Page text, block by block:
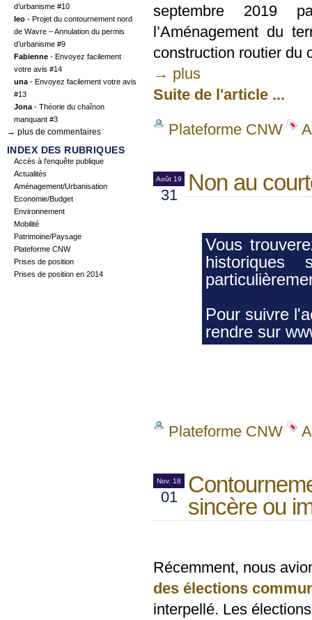
d’urbanisme #10
leo - Projet du contournement nord
de Wavre – Annulation du permis
d’urbanisme #9
Fabienne - Envoyez facilement
votre avis #14
una - Envoyez facilement votre avis
#13
Jona - Théorie du chaînon
manquant #3
→ plus de commentaires
INDEX DES RUBRIQUES
Accès à l'enquête publique
Actualités
Aménagement/Urbanisation
Economie/Budget
Environnement
Mobilité
Patrimoine/Paysage
Plateforme CNW
Prises de position
Prises de position en 2014
septembre 2019
l’Aménagement du
construction routier du
→ plus
Suite de l'article ...
Plateforme CNW
Août 19
31 Non au
Vous
historiques
Pour suivre
rendre sur
Plateforme CNW
Nov. 18
01
sincère ou
Récemment, nous
des élections
interpellé. Les